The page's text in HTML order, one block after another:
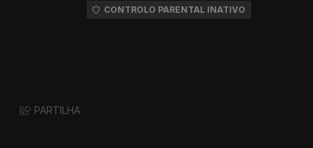
CONTROLO PARENTAL INATIVO
PARTILHA